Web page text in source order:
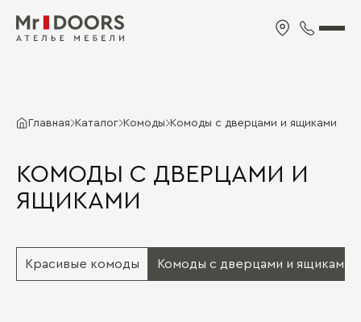
Главная Каталог Комоды Комоды с дверцами и ящиками
КОМОДЫ С ДВЕРЦАМИ И
ЯЩИКАМИ
Красивые комоды Комоды с дверцами и ящиками